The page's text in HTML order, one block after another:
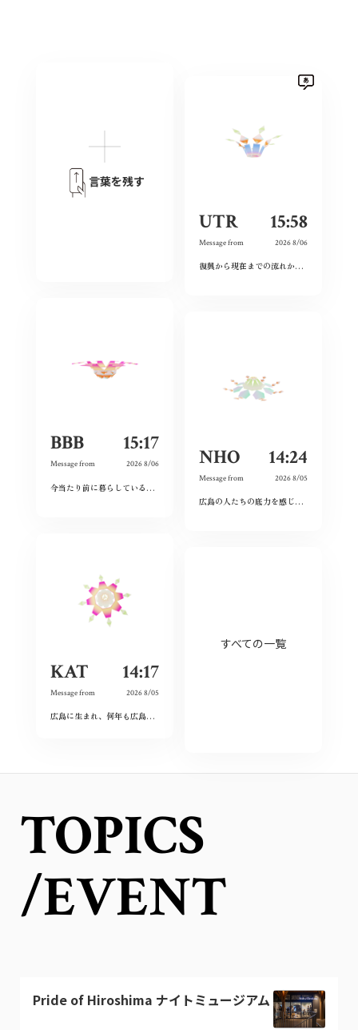
言葉を残す
UTR 15:58
Message from 2026 8/06
復興から現在までの流れから、広島という場所の力強さを感じた。
BBB 15:17
Message from 2026 8/06
今当たり前に暮らしている日々が特別なものに感じた。暗い気持ちになることなく、とても前向きにこれからの未来を精一杯生きて作りたいと感じました。
NHO 14:24
Message from 2026 8/05
広島の人たちの底力を感じた。今私たちはそれを受け継ぐことができているのだろうか。平和とは何か、問い続けたい。
KAT 14:17
Message from 2026 8/05
広島に生まれ、何年も広島を離れて過ごしたけれど、なぜか、常に広島に対する想いは持ち続けていた。
すべての一覧
TOPICS
/EVENT
Pride of Hiroshima ナイトミュージアム